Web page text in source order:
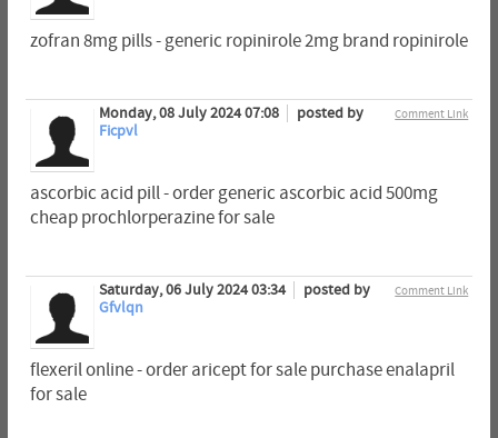
zofran 8mg pills - generic ropinirole 2mg brand ropinirole
Comment Link
Monday, 08 July 2024 07:08
posted by
Ficpvl
ascorbic acid pill - order generic ascorbic acid 500mg
cheap prochlorperazine for sale
Comment Link
Saturday, 06 July 2024 03:34
posted by
Gfvlqn
flexeril online - order aricept for sale purchase enalapril
for sale